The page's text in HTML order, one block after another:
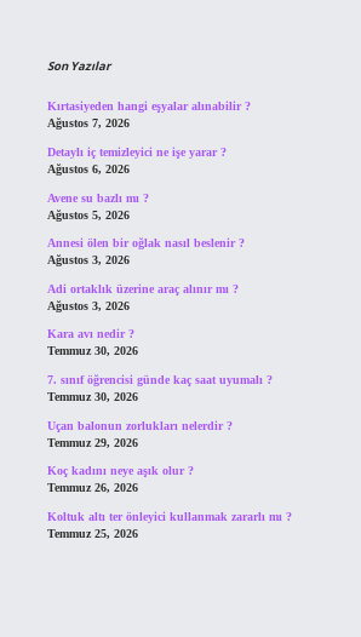
Son Yazılar
Kırtasiyeden hangi eşyalar alınabilir ?
Ağustos 7, 2026
Detaylı iç temizleyici ne işe yarar ?
Ağustos 6, 2026
Avene su bazlı mı ?
Ağustos 5, 2026
Annesi ölen bir oğlak nasıl beslenir ?
Ağustos 3, 2026
Adi ortaklık üzerine araç alınır mı ?
Ağustos 3, 2026
Kara avı nedir ?
Temmuz 30, 2026
7. sınıf öğrencisi günde kaç saat uyumalı ?
Temmuz 30, 2026
Uçan balonun zorlukları nelerdir ?
Temmuz 29, 2026
Koç kadını neye aşık olur ?
Temmuz 26, 2026
Koltuk altı ter önleyici kullanmak zararlı mı ?
Temmuz 25, 2026